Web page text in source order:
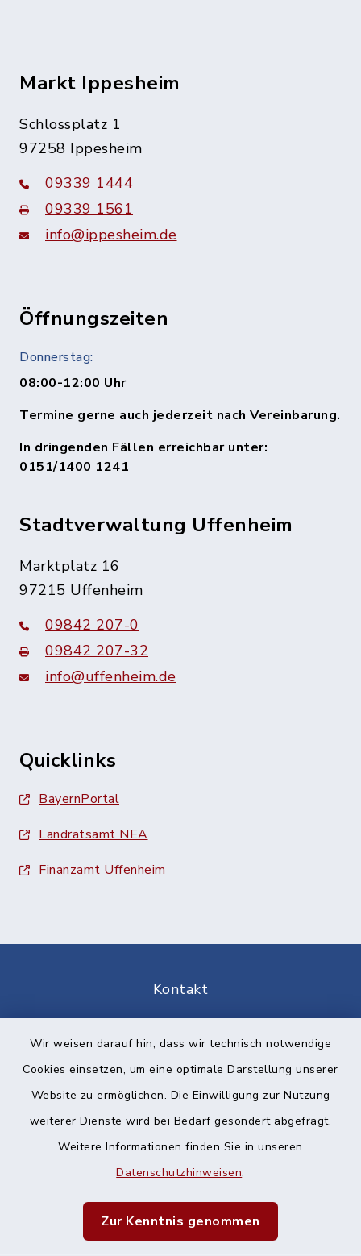
Wir weisen darauf hin, dass wir technisch notwendige
Cookies einsetzen, um eine optimale Darstellung unserer
Website zu ermöglichen. Die Einwilligung zur Nutzung
weiterer Dienste wird bei Bedarf gesondert abgefragt.
Weitere Informationen finden Sie in unseren
Datenschutzhinweisen.
Zur Kenntnis genommen
Markt Ippesheim
Schlossplatz 1
97258 Ippesheim
09339 1444
09339 1561
info@ippesheim.de
Öffnungszeiten
Donnerstag:
08:00-12:00 Uhr
Termine gerne auch jederzeit nach Vereinbarung.
In dringenden Fällen erreichbar unter:
0151/1400 1241
Stadtverwaltung Uffenheim
Marktplatz 16
97215 Uffenheim
09842 207-0
09842 207-32
info@uffenheim.de
Quicklinks
BayernPortal
Landratsamt NEA
Finanzamt Uffenheim
Kontakt
Datenschutz
Impressum
Sitemap
Cookie-Einstellungen